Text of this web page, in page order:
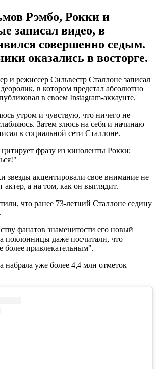
Рэмбо, Рокки и
записал видео, в
совершенно седым.
оказались в восторге.
и режиссер Сильвестр Сталлоне записал
в котором предстал абсолютно
в своем Instagram-аккаунте.
утром и чувствую, что ничего не
Затем злюсь на себя и начинаю
в социальной сети Сталлоне.
фразу из киноленты Рокки:
звезды акцентировали свое внимание не
актер, а на том, как он выглядит.
что ранее 73-летний Сталлоне седину
фанатов знаменитости его новый
поклонницы даже посчитали, что
более привлекательным".
набрала уже более 4,4 млн отметок